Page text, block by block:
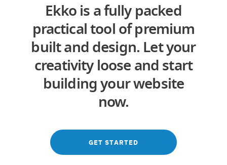
Ekko is a fully packed
practical tool of premium
built and design. Let your
creativity loose and start
building your website
now.
GET STARTED